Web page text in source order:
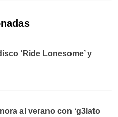
‘Ride Lonesome’ y
al verano con ‘g3lato